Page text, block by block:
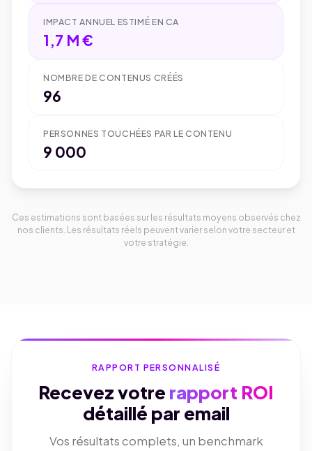
IMPACT ANNUEL ESTIMÉ EN CA
1,7 M €
NOMBRE DE CONTENUS CRÉÉS
96
PERSONNES TOUCHÉES PAR LE CONTENU
9 000
Ces estimations sont basées sur les résultats moyens observés chez
nos clients. Les résultats réels peuvent varier selon votre secteur et
votre stratégie.
RAPPORT PERSONNALISÉ
Recevez votre rapport ROI
détaillé par email
Vos résultats complets, un benchmark